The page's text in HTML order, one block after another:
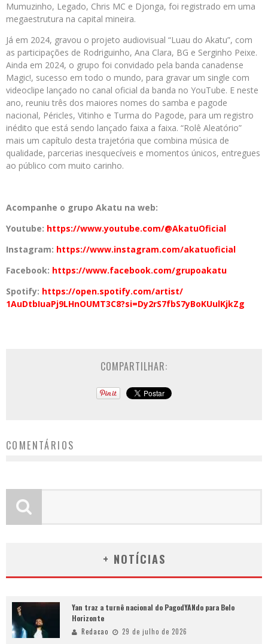
Mumuzinho, Legado, Chris MC e Djonga, foi registrado em uma
megaestrutura na capital mineira.
Já em 2024, gravou o projeto audiovisual “Luau do Akatu”, com
as participações de Rodriguinho, Ana Clara, BG e Serginho Peixe.
Ainda em 2024, o grupo foi convidado pela banda canadense
Magic!, sucesso em todo o mundo, para gravar um single com
videoclipe lançado no canal oficial da banda no YouTube. E neste
ano, reuniu três dos maiores nomes do samba e pagode
nacional, Péricles, Vitinho e Turma do Pagode, para um registro
inédito que está sendo lançado faixa a faixa. “Rolê Aleatório”
mais um capítulo desta trajetória que combina música de
qualidade, parcerias inesquecíveis e momentos únicos, entregues
ao público com muito carinho.
Acompanhe o grupo Akatu na web:
Youtube: https://www.youtube.com/@AkatuOficial
Instagram: https://www.instagram.com/akatuoficial
Facebook: https://www.facebook.com/grupoakatu
Spotify: https://open.spotify.com/artist/
1AuDtbIuaPj9LHnOUMT3C8?si=Dy2rS7fbS7yBoKUulKjkZg
COMPARTILHAR:
COMENTÁRIOS
+ NOTÍCIAS
Yan traz a turnê nacional do PagodYANdo para Belo
Horizonte
Redacao 29 de julho de 2026